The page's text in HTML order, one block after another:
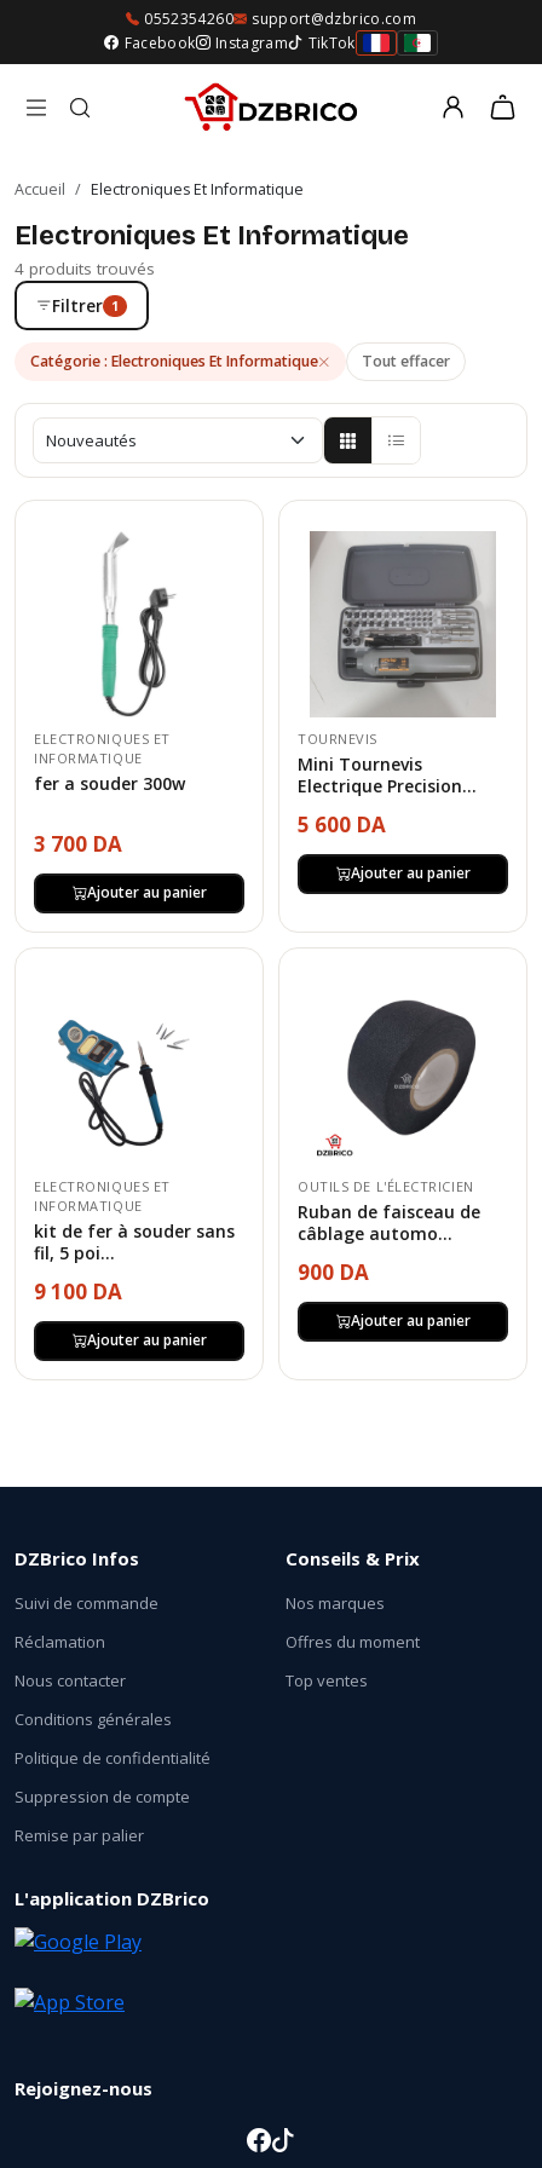
0552354260
support@dzbrico.com
Facebook
Instagram TikTok
Accueil / Electroniques Et Informatique
Electroniques Et Informatique
4 produits trouvés
Filtrer 1
Catégorie : Electroniques Et Informatique Tout effacer
ELECTRONIQUES ET
INFORMATIQUE
fer a souder 300w
3 700 DA
Ajouter au panier
TOURNEVIS
Mini Tournevis
Electrique Precision...
5 600 DA
Ajouter au panier
ELECTRONIQUES ET
INFORMATIQUE
kit de fer à souder sans
fil, 5 poi...
9 100 DA
Ajouter au panier
OUTILS DE L'ÉLECTRICIEN
Ruban de faisceau de
câblage automo...
900 DA
Ajouter au panier
DZBrico Infos
Suivi de commande
Réclamation
Nous contacter
Conditions générales
Politique de confidentialité
Suppression de compte
Remise par palier
Conseils & Prix
Nos marques
Offres du moment
Top ventes
L'application DZBrico
Rejoignez-nous